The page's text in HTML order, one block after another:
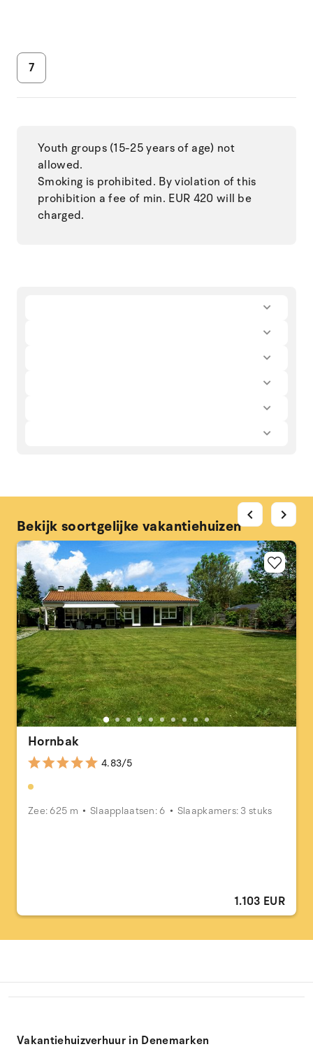
7
Youth groups (15-25 years of age) not
allowed.
Smoking is prohibited. By violation of this
prohibition a fee of min. EUR 420 will be
charged.
Bekijk soortgelijke vakantiehuizen
Hornbak
4.83/5
Zee: 625 m Slaapplaatsen: 6 Slaapkamers: 3 stuks
1.103 EUR
chevron_left chevron_right
Vakantiehuizverhuur in Denemarken